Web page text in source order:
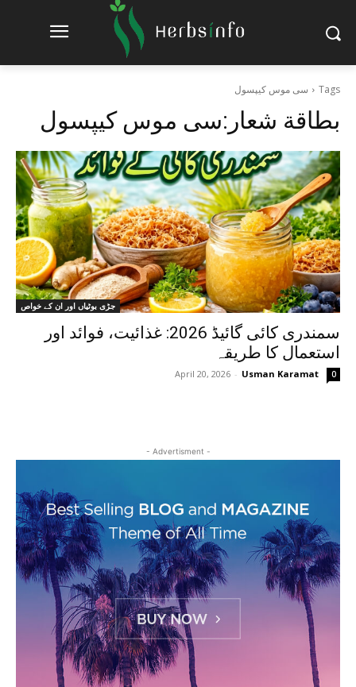
Tags سی موس کیپسول
بطاقة شعار:سی موس کیپسول
جڑی بوٹیاں اور ان کے خواص
سمندری کائی گائیڈ 2026: غذائیت، فوائد اور
استعمال کا طریقہ
Usman Karamat
-
April 20, 2026 0
- Advertisment -